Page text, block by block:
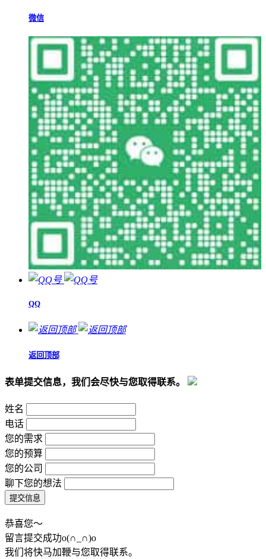
微信
QQ
返回顶部
表单提交信息，我们会尽快与您取得联系。
姓名
电话
您的需求
您的预算
您的公司
聊下您的想法
恭喜您～
留言提交成功o(∩_∩)o
我们将快马加鞭与您取得联系。